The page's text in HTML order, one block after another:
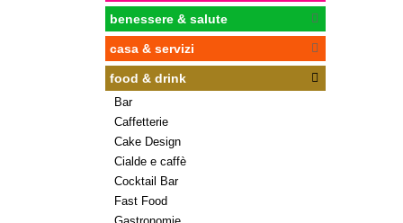
benessere & salute
casa & servizi
food & drink
Bar
Caffetterie
Cake Design
Cialde e caffè
Cocktail Bar
Fast Food